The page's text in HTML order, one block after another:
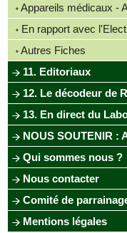
Appareils médicaux -
En rapport avec
Autres Fiches
11. Editoriaux
12. Le décodeur de
13. En direct du
NOUS SOUTENIR :
Qui sommes nous ?
Nous contacter
Comité de
Mentions légales